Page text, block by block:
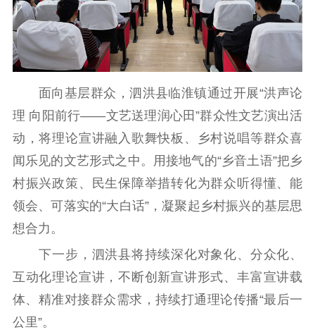
电影创作 电影市场
机关党建
文化人才
紫金人才 职称评审
数据资源
公共服务
新时代公民素养
提升资源库
政务服务
登记服务
科研创新
服务管理平台
智库服务
管理平台
文艺创作
服务管理
文化产业
面向基层群众，泗洪县临淮镇通过开展“洪声论
理 向阳前行——文艺送理润心田”群众性文艺演出活
动，将理论宣讲融入歌舞快板、乡村说唱等群众喜
闻乐见的文艺形式之中。用接地气的“乡音土语”把乡
村振兴政策、民生保障举措转化为群众听得懂、能
领会、可落实的“大白话”，凝聚起乡村振兴的基层思
想合力。
下一步，泗洪县将持续深化对象化、分众化、
互动化理论宣讲，不断创新宣讲形式、丰富宣讲载
体、精准对接群众需求，持续打通理论传播“最后一
公里”。